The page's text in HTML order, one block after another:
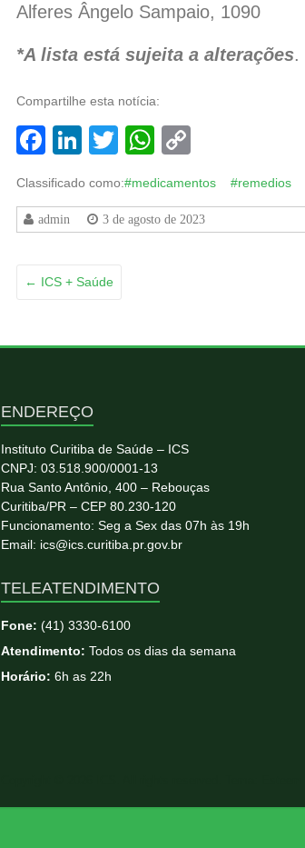
Alferes Ângelo Sampaio, 1090
*A lista está sujeita a alterações.
Compartilhe esta notícia:
Facebook
LinkedIn
TwitterWhatsApp
Classificado como:#medicamentos #remedios
admin 3 de agosto de 2023
← ICS + Saúde
ENDEREÇO
Instituto Curitiba de Saúde – ICS
CNPJ: 03.518.900/0001-13
Rua Santo Antônio, 400 – Rebouças
Curitiba/PR – CEP 80.230-120
Funcionamento: Seg a Sex das 07h às 19h
Email: ics@ics.curitiba.pr.gov.br
TELEATENDIMENTO
Fone: (41) 3330-6100
Atendimento: Todos os dias da semana
Horário: 6h as 22h